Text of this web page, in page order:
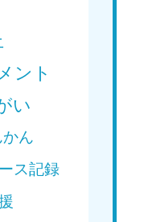
ント
い
ん
ス記録